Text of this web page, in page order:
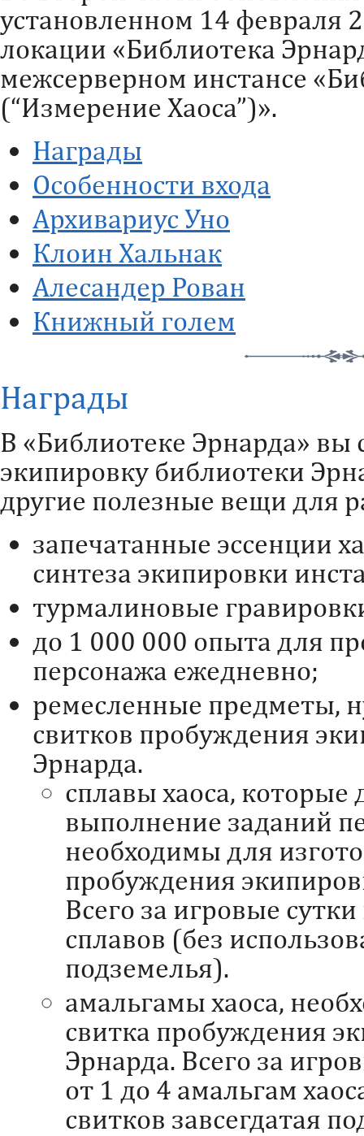
установленном 14 февраля
локации «Библиотека
межсерверном инстансе
(“Измерение Хаоса”)».
Награды
Особенности входа
Архивариус Уно
Клоин Хальнак
Алесандер Рован
Книжный голем
Награды
В «Библиотеке Эрнарда» вы
экипировку библиотеки
другие полезные вещи для
запечатанные эссенции
синтеза экипировки
турмалиновые
до 1 000 000 опыта для
персонажа ежедневно;
ремесленные предметы,
свитков пробуждения
Эрнарда.
сплавы хаоса, которые
выполнение заданий
необходимы для
пробуждения
Всего за игровые
сплавов (без
подземелья).
амальгамы хаоса,
свитка пробуждения
Эрнарда. Всего за
от 1 до 4 амальгам
свитков завсегдатая